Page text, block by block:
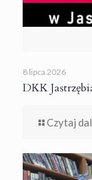
8 lipca 2026
DKK
Czytaj